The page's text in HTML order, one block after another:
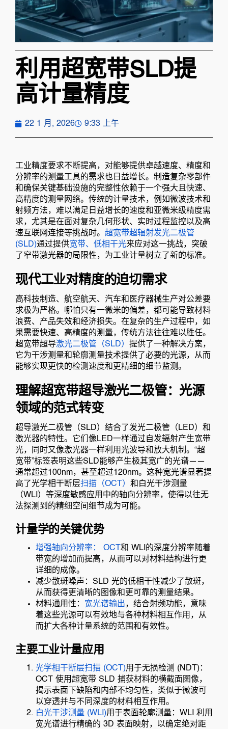
利用超宽带SLD提
高计量精度
22 1 月, 2026 9:33 上午
工业精度要求不断提高，对能够提供卓越速度、精度和
分辨率的测量工具的需求也日益增长。制造复杂零部件
和确保关键基础设施的完整性依赖于一个强大且快速、
高精度的测量网络。传统的计量技术，例如微波技术和
射频方法，难以满足日益增长的速度和亚微米级精度需
求，尤其是在面对复杂几何形状、实时过程监控以及高
速互联网连接等挑战时。 超宽带超辐射发光二极管
(SLD)通过提供宽带、低相干光来应对这一挑战，突破
了窄带激光器的局限性，为工业计量树立了新的标准。
现代工业对精度的迫切需求
高科技制造、航空航天、汽车和医疗器械生产对公差要
求极为严格。哪怕只有一微米的偏差，都可能导致材料
浪费、产品失效和经济损失。在复杂的生产过程中，如
果需要快速、高精度的测量，传统方法往往难以胜任。
超宽带超导激光二极管（SLD） 提供了一种解决方案，
它为干涉测量和轮廓测量技术提供了必要的光源，从而
能够实现更快的检测速度和更精细的细节监测。
理解超宽带超导激光二极管：光源
领域的范式转变
超导激光二极管（SLD）结合了发光二极管（LED）和
激光器的特性。它们像LED一样通过自发辐射产生宽带
光，同时又像激光器一样利用光波导和放大机制。“超
宽带”标签表明这些SLD能够产生极其宽广的光谱——
通常超过100nm，甚至超过120nm。这种宽光谱显著提
高了光学相干断层扫描（OCT） 和白光干涉测量
（WLI）等深度敏感应用中的轴向分辨率，使得以往无
法探测到的精细空间细节成为可能。
计量学的关键优势
增强轴向分辨率： OCT 和 WLI的深度分辨率随着
带宽的增加而提高，从而可以对材料结构进行更
详细的成像。
减少散斑噪声：SLD 光的低相干性减少了散斑，
从而获得更清晰的图像和更可靠的测量结果。
材料通用性： 宽光谱输出，结合射频功能，意味
着这些光源可以有效地与各种材料相互作用，从
而扩大各种计量系统的范围和有效性。
主要工业计量应用
光学相干断层扫描 (OCT)用于无损检测 (NDT)：
OCT 使用超宽带 SLD 捕获材料的横截面图像，
揭示表面下缺陷和内部不均匀性，类似于微波可
以穿透并与不同深度的材料相互作用。
白光干涉测量 (WLI)用于表面轮廓测量：WLI 利用
宽光谱进行精确的 3D 表面映射，以确定绝对距